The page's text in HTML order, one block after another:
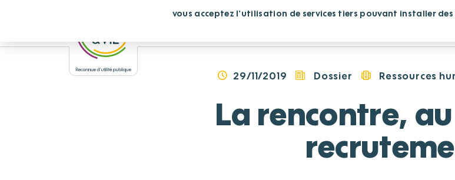
29/11/2019 Dossier Ressources
La rencontre,
vous acceptez l'utilisation de services tiers pouvant installer des